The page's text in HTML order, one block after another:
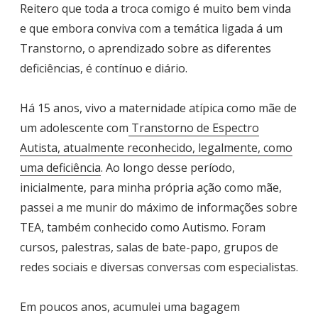
Reitero que toda a troca comigo é muito bem vinda
e que embora conviva com a temática ligada á um
Transtorno, o aprendizado sobre as diferentes
deficiências, é contínuo e diário.
Há 15 anos, vivo a maternidade atípica como mãe de
um adolescente com Transtorno de Espectro
Autista, atualmente reconhecido, legalmente, como
uma deficiência. Ao longo desse período,
inicialmente, para minha própria ação como mãe,
passei a me munir do máximo de informações sobre
TEA, também conhecido como Autismo. Foram
cursos, palestras, salas de bate-papo, grupos de
redes sociais e diversas conversas com especialistas.
Em poucos anos, acumulei uma bagagem